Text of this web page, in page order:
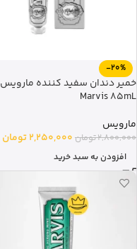
-20%
خمیر دندان سفید کننده مارویس
Marvis 85mL
مارویس
2,800,000تومان 2,250,000تومان
افزودن به سبد خرید